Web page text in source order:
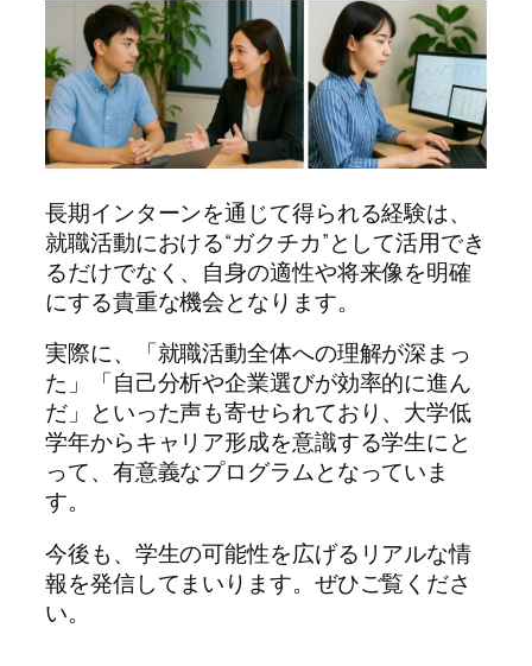
長期インターンを通じて得られる経験は、
就職活動における“ガクチカ”として活用でき
るだけでなく、自身の適性や将来像を明確
にする貴重な機会となります。
実際に、「就職活動全体への理解が深まっ
た」「自己分析や企業選びが効率的に進ん
だ」といった声も寄せられており、大学低
学年からキャリア形成を意識する学生にと
って、有意義なプログラムとなっていま
す。
今後も、学生の可能性を広げるリアルな情
報を発信してまいります。ぜひご覧くださ
い。